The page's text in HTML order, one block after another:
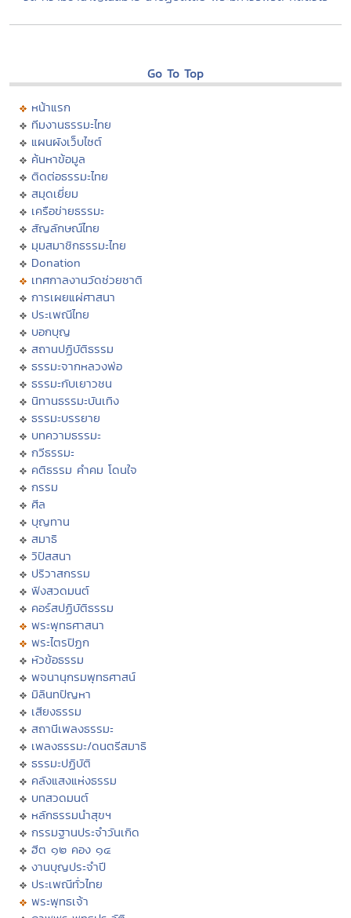
Go To Top
หน้าแรก
ทีมงานธรรมะไทย
แผนผังเว็บไซต์
ค้นหาข้อมูล
ติดต่อธรรมะไทย
สมุดเยี่ยม
เครือข่ายธรรมะ
สัญลักษณ์ไทย
มุมสมาชิกธรรมะไทย
Donation
เทศกาลงานวัดช่วยชาติ
การเผยแผ่ศาสนา
ประเพณีไทย
บอกบุญ
สถานปฏิบัติธรรม
ธรรมะจากหลวงพ่อ
ธรรมะกับเยาวชน
นิทานธรรมะบันเทิง
ธรรมะบรรยาย
บทความธรรมะ
กวีธรรมะ
คติธรรม คำคม โดนใจ
กรรม
ศีล
บุญทาน
สมาธิ
วิปัสสนา
ปริวาสกรรม
ฟังสวดมนต์
คอร์สปฏิบัติธรรม
พระพุทธศาสนา
พระไตรปิฏก
หัวข้อธรรม
พจนานุกรมพุทธศาสน์
มิลินทปัญหา
เสียงธรรม
สถานีเพลงธรรมะ
เพลงธรรมะ/ดนตรีสมาธิ
ธรรมะปฏิบัติ
คลังแสงแห่งธรรม
บทสวดมนต์
หลักธรรมนำสุขฯ
กรรมฐานประจำวันเกิด
ฮีต ๑๒ คอง ๑๔
งานบุญประจำปี
ประเพณีทั่วไทย
พระพุทธเจ้า